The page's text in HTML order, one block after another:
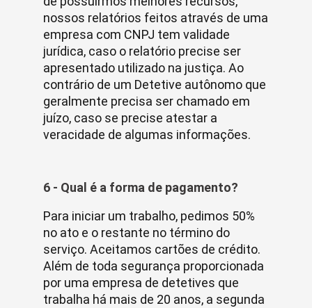
nossos relatórios feitos através de uma
empresa com CNPJ tem validade
jurídica, caso o relatório precise ser
apresentado utilizado na justiça. Ao
contrário de um Detetive autônomo que
geralmente precisa ser chamado em
juízo, caso se precise atestar a
veracidade de algumas informações.
6 - Qual é a forma de pagamento?
Para iniciar um trabalho, pedimos 50%
no ato e o restante no término do
serviço. Aceitamos cartões de crédito.
Além de toda segurança proporcionada
por uma empresa de detetives que
trabalha há mais de 20 anos, a segunda